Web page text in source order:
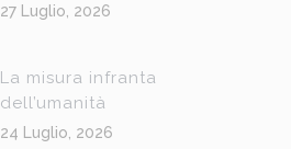
27 Luglio, 2026
La misura infranta
dell’umanità
24 Luglio, 2026